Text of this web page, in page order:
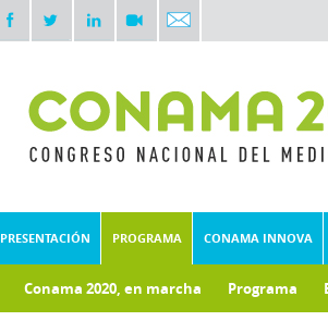
PRESENTACIÓN PROGRAMA CONAMA INNOVA
Conama 2020, en marcha Programa